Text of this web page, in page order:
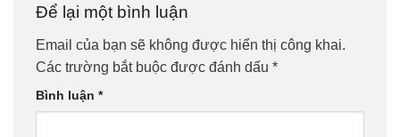
Để lại một bình luận
Email của bạn sẽ không được hiển thị công khai.
Các trường bắt buộc được đánh dấu *
Bình luận *